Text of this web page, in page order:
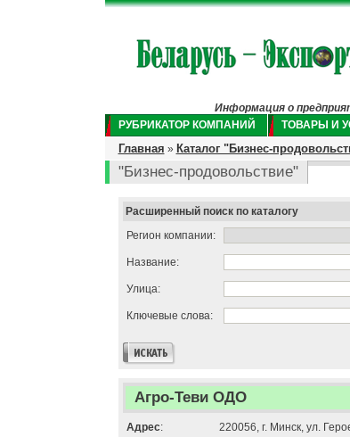
Информация о
РУБРИКАТОР КОМПАНИЙ
ТОВАРЫ И
Главная » Каталог "Бизнес-
"Бизнес-продовольствие"
Расширенный поиск по каталогу
Регион компании:
Название:
Улица:
Ключевые слова:
Агро-Теви ОДО
Адрес:
220056, г. Минск, ул.